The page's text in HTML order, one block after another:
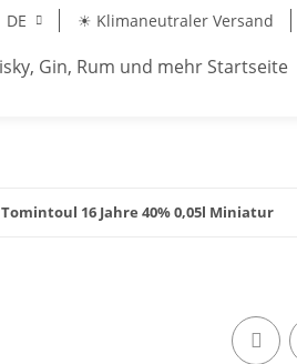
DE ☀ Klimaneutraler Versand
Tomintoul 16 Jahre 40% 0,05l Miniatur